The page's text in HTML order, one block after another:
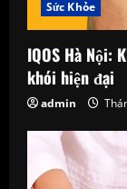
Sức Khỏe
IQOS Hà Nội:
khói hiện đại
admin